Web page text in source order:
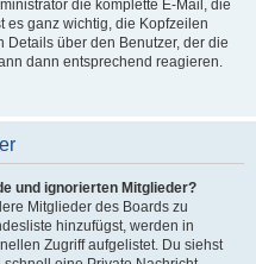
die komplette E-Mail, die
es ganz wichtig, die Kopfzeilen
über den Benutzer, der die
dann entsprechend reagieren.
und ignorierten Mitglieder?
Mitglieder des Boards zu
hinzufügst, werden in
Zugriff aufgelistet. Du siehst